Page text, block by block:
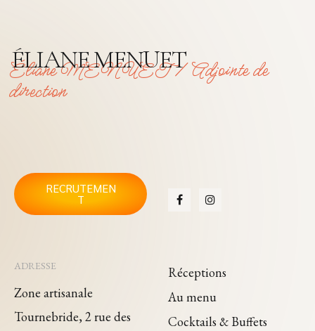
ÉLIANE MENUET
Éliane MENUET / Adjointe de
direction
RECRUTEMEN
T
ADRESSE
Zone artisanale
Tournebride, 2 rue des
Réceptions
Au menu
Cocktails & Buffets